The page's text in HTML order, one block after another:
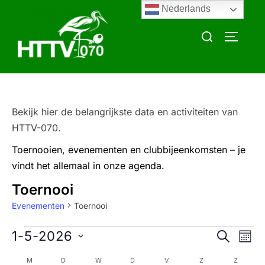
inhoud
Zoek
Bekijk hier de belangrijkste data en activiteiten van
HTTV-070.
Toernooien, evenementen en clubbijeenkomsten – je
vindt het allemaal in onze agenda.
Toernooi
Evenementen Toernooi
Evenementen
E
ZOEKEN
E
1-5-2026
M MAANDAG
D DINSDAGW WOENSDAG
D DONDERDAG
V VRIJDAGZ ZATERDAG
Z
Nederlands